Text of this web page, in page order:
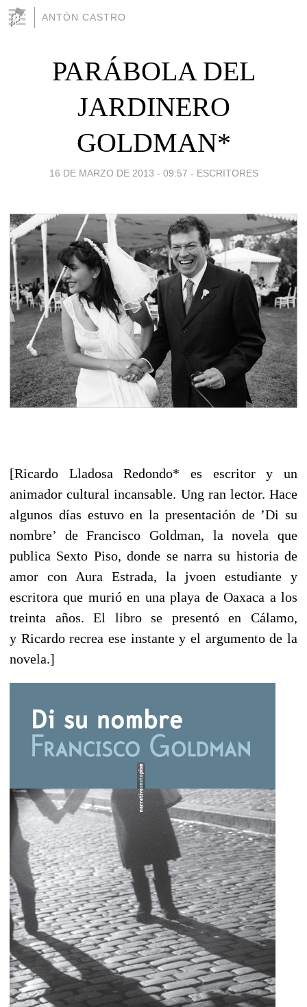
ANTÓN CASTRO
PARÁBOLA DEL
JARDINERO
GOLDMAN*
16 DE MARZO DE 2013 - 09:57 - ESCRITORES
[Ricardo Lladosa Redondo* es escritor y un
animador cultural incansable. Ung ran lector. Hace
algunos días estuvo en la presentación de ’Di su
nombre’ de Francisco Goldman, la novela que
publica Sexto Piso, donde se narra su historia de
amor con Aura Estrada, la jvoen estudiante y
escritora que murió en una playa de Oaxaca a los
treinta años. El libro se presentó en Cálamo,
y Ricardo recrea ese instante y el argumento de la
novela.]